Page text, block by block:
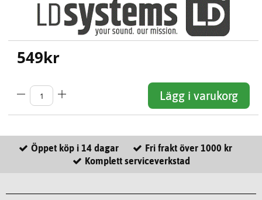
549kr
Lägg i varukorg
Öppet köp i 14 dagar
Fri frakt över 1000 kr
Komplett serviceverkstad